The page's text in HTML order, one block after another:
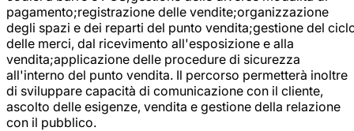
pagamento;registrazione delle vendite;organizzazione
degli spazi e dei reparti del punto vendita;gestione del
delle merci, dal ricevimento all'esposizione e alla
vendita;applicazione delle procedure di sicurezza
all'interno del punto vendita. Il percorso permetterà inoltre
di sviluppare capacità di comunicazione con il cliente,
ascolto delle esigenze, vendita e gestione della relazione
con il pubblico.